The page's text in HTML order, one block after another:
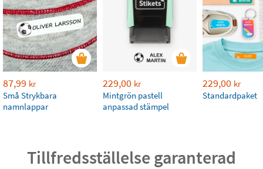
87,99 kr
Små Strykbara
namnlappar
229,00 kr
Mintgrön pastell
anpassad stämpel
229,00 kr
Standardpaket
Tillfredsställelse garanterad